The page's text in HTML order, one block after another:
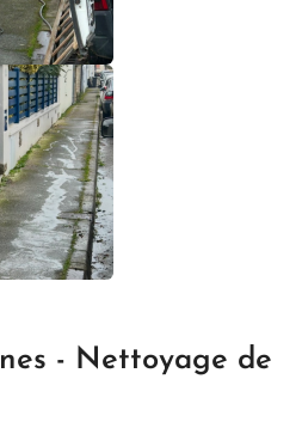
- Nettoyage de